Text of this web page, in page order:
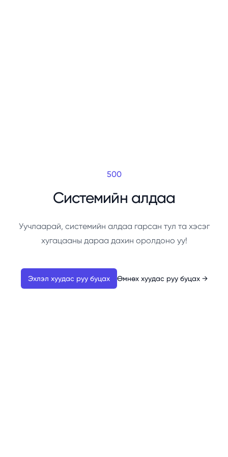
500
Системийн алдаа
Уучлаарай, системийн алдаа гарсан тул та хэсэг
хугацааны дараа дахин оролдоно уу!
Эхлэл хуудас руу буцах Өмнөх хуудас руу буцах →